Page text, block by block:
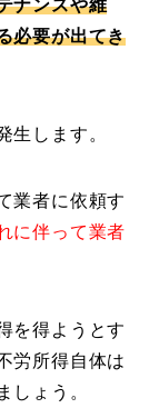
ナンスや維
必要が出てき
生します。
業者に依頼す
に伴って業者
を得ようとす
労所得自体は
しょう。